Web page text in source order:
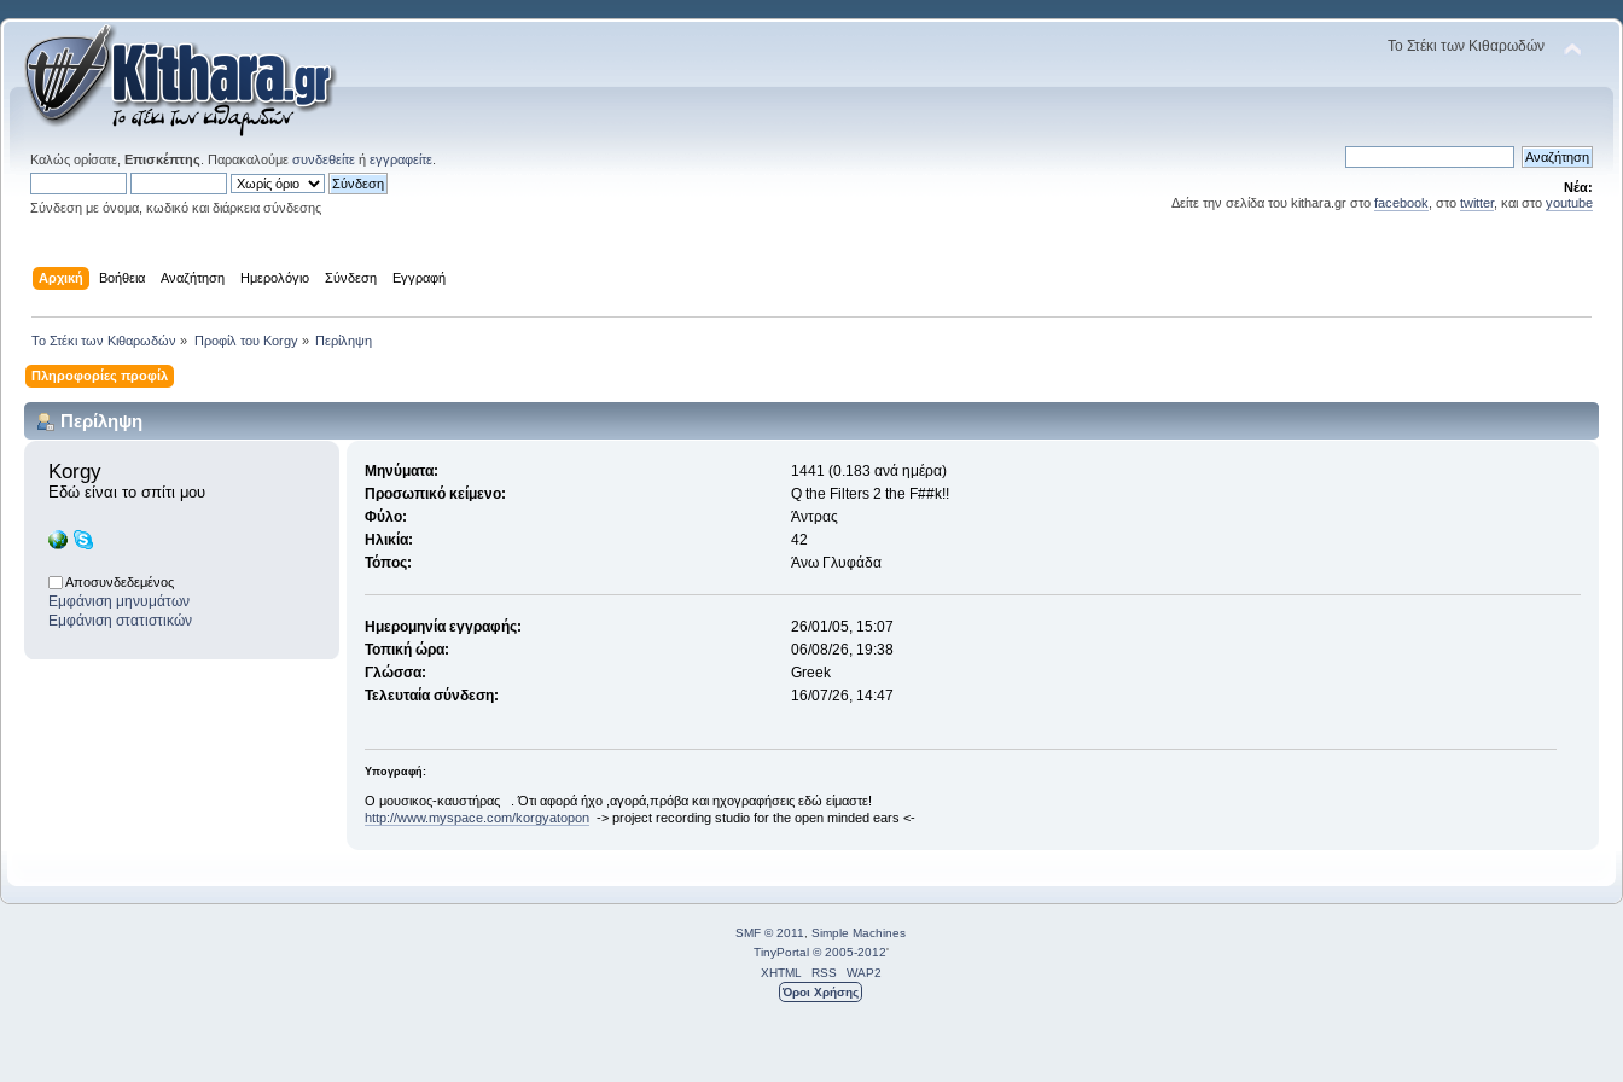
Το Στέκι των Κιθαρωδών
Καλώς ορίσατε, Επισκέπτης . Παρακαλούμε συνδεθείτε ή εγγραφείτε
Σύνδεση με όνομα, κωδικό και διάρκεια σύνδεσης
Νέα:
Δείτε την σελίδα του kithara.gr στο facebook , στο twitter, και στο youtube
Αρχική Βοήθεια Αναζήτηση Ημερολόγιο Σύνδεση Εγγραφή
Το Στέκι των Κιθαρωδών » Προφίλ του Korgy» Περίληψη
Πληροφορίες προφίλ
Περίληψη
Korgy
Εδώ είναι το σπίτι μου
Αποσυνδεδεμένος
Εμφάνιση μηνυμάτων
Εμφάνιση στατιστικών
Μηνύματα:
1441 (0.183 ανά ημέρα)
Προσωπικό κείμενο:
Q the Filters 2 the F##k!!
Φύλο:
Άντρας
Ηλικία:
42
Τόπος:
Άνω Γλυφάδα
Ημερομηνία εγγραφής:
26/01/05, 15:07
Τοπική ώρα:
06/08/26, 19:38
Γλώσσα:
Greek
Τελευταία σύνδεση:
16/07/26, 14:47
Υπογραφή:
Ο μουσικος-καυστήρας . Ότι αφορά ήχο ,αγορά,πρόβα και ηχογραφήσεις εδώ είμαστε!
http://www.myspace.com/korgyatopon -> project recording studio for the open minded ears <-
SMF © 2011
Simple Machines
TinyPortal © 2005-2012'
XHTML
RSS
WAP2
Όροι Χρήσης